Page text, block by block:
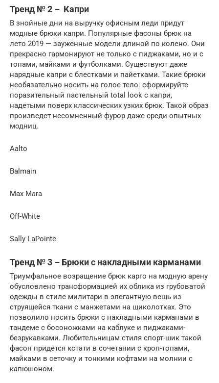
Тренд № 2 – Капри
В знойные дни на выручку офисным леди придут
модные брюки капри. Популярные фасоны брюк на
лето 2019 — зауженные модели длиной по колено. Они
прекрасно гармонируют не только с пиджаками, но и с
топами, майками и футболками. Существуют даже
нарядные капри с блестками и пайетками. Такие брюки
необязательно носить на голое тело: сформируйте
поразительный пастельный total look с капри,
надетыми поверх классических узких брюк. Такой образ
произведет несомненный фурор даже среди опытных
модниц.
Aalto
Balmain
Max Mara
Off-White
Sally LaPointe
Тренд № 3 – Брюки с накладными карманами
Триумфальное возращение брюк карго на модную арену
обусловлено трансформацией их облика из грубоватой
одежды в стиле милитари в элегантную вещь из
струящейся ткани с манжетами на щиколотках. Это
позволило носить брюки с накладными карманами в
тандеме с босоножками на каблуке и пиджаками-
безрукавками. Любительницам стиля спорт-шик такой
фасон придется кстати в сочетании с кроп-топами,
майками в сеточку и тонкими кофтами на молнии с
капюшоном.